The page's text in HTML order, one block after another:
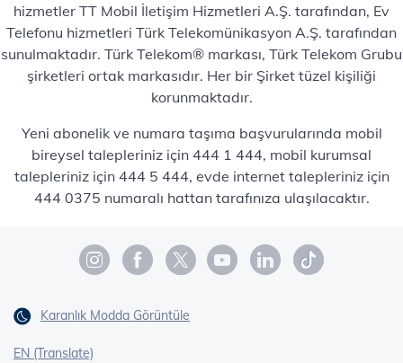
hizmetler TT Mobil İletişim Hizmetleri A.Ş. tarafından, Ev
Telefonu hizmetleri Türk Telekomünikasyon A.Ş. tarafından
sunulmaktadır. Türk Telekom® markası, Türk Telekom Grubu
şirketleri ortak markasıdır. Her bir Şirket tüzel kişiliği
korunmaktadır.
Yeni abonelik ve numara taşıma başvurularında mobil
bireysel talepleriniz için 444 1 444, mobil kurumsal
talepleriniz için 444 5 444, evde internet talepleriniz için
444 0375 numaralı hattan tarafınıza ulaşılacaktır.
Karanlık Modda Görüntüle
EN (Translate)